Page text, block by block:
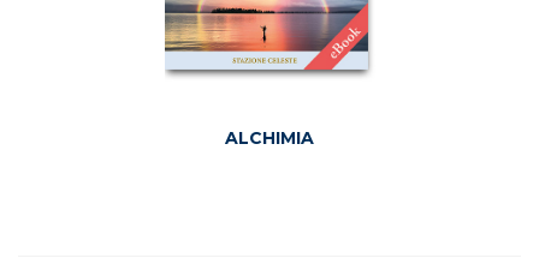
ALCHIMIA